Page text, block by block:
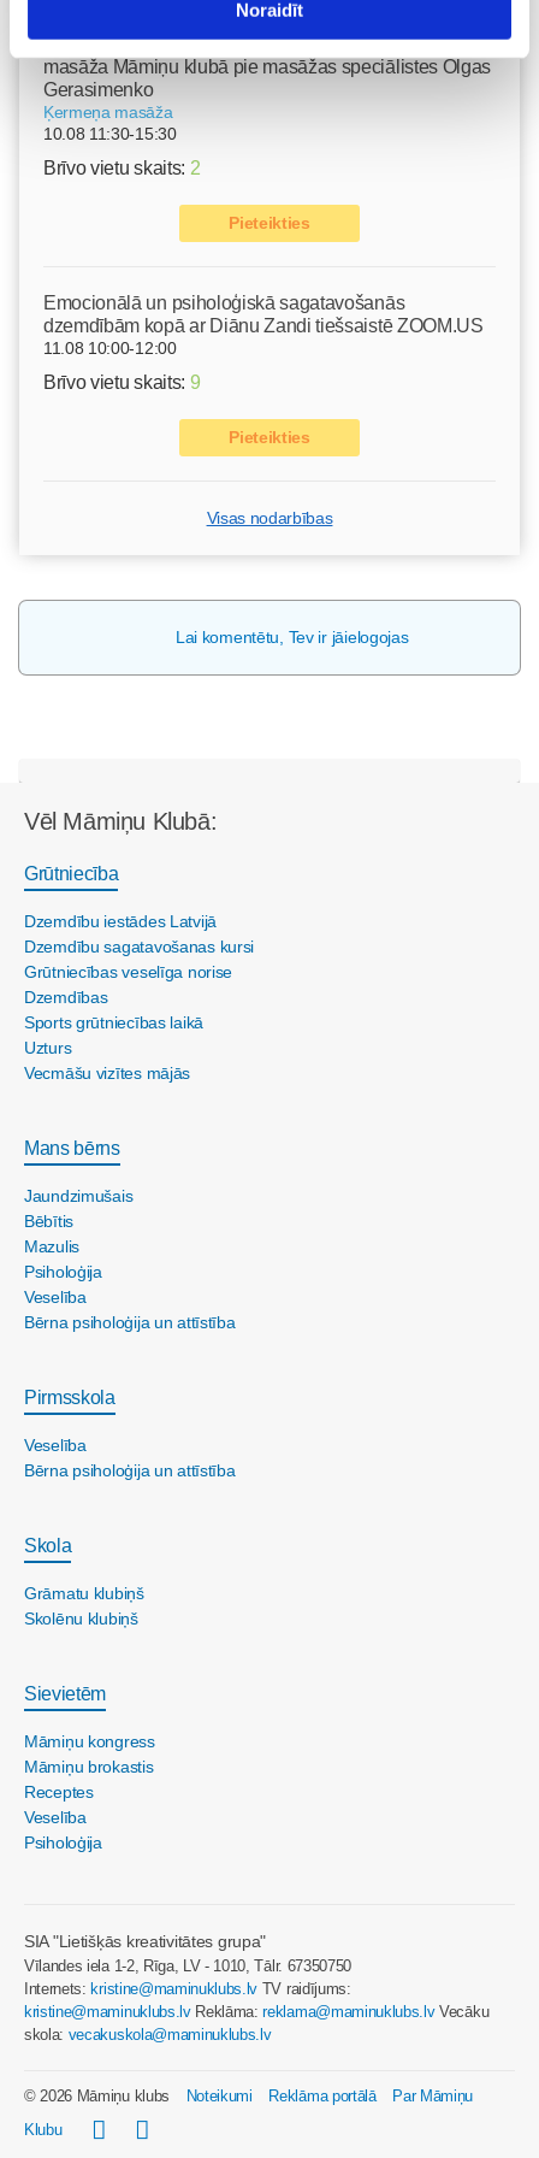
Noraidīt
Grūtnieču masāža, pēcdzemdību masāža, ķermeņa
masāža Māmiņu klubā pie masāžas speciālistes Olgas
Gerasimenko
Ķermeņa masāža
10.08 11:30-15:30
Brīvo vietu skaits: 2
Pieteikties
Emocionālā un psiholoģiskā sagatavošanās
dzemdībām kopā ar Diānu Zandi tiešsaistē ZOOM.US
11.08 10:00-12:00
Brīvo vietu skaits: 9
Pieteikties
Visas nodarbības
Lai komentētu, Tev ir jāielogojas
Vēl Māmiņu Klubā:
Grūtniecība
Dzemdību iestādes Latvijā
Dzemdību sagatavošanas kursi
Grūtniecības veselīga norise
Dzemdības
Sports grūtniecības laikā
Uzturs
Vecmāšu vizītes mājās
Mans bērns
Jaundzimušais
Bēbītis
Mazulis
Psiholoģija
Veselība
Bērna psiholoģija un attīstība
Pirmsskola
Veselība
Bērna psiholoģija un attīstība
Skola
Grāmatu klubiņš
Skolēnu klubiņš
Sievietēm
Māmiņu kongress
Māmiņu brokastis
Receptes
Veselība
Psiholoģija
SIA "Lietišķās kreativitātes grupa"
Vīlandes iela 1-2, Rīga, LV - 1010, Tālr. 67350750
Internets: kristine@maminuklubs.lv TV raidījums:
kristine@maminuklubs.lvReklāma:reklama@maminuklubs.lvVecāku
skola: vecakuskola@maminuklubs.lv
© 2026 Māmiņu klubs Noteikumi Reklāma portālā
Par Māmiņu
Klubu